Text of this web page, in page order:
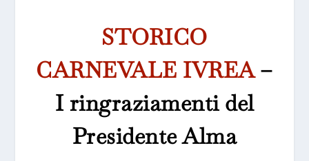
STORICO
CARNEVALE IVREA–
I ringraziamenti del
Presidente Alma